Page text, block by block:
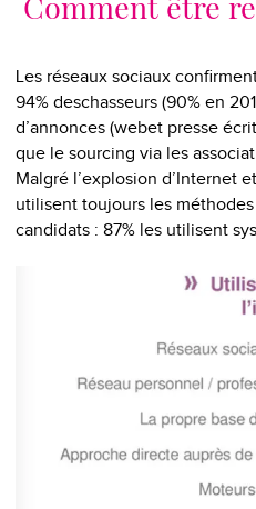
Les réseaux sociaux
94% deschasseurs (90% en
d’annonces (webet presse
que le sourcing via les
Malgré l’explosion d’Internet
utilisent toujours les
candidats : 87% les utilisent